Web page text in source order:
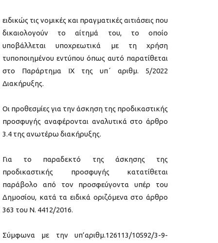
ειδικώς τις νομικές και πραγματικές αιτιάσεις που
δικαιολογούν το αίτημά του, το οποίο
υποβάλλεται υποχρεωτικά με τη χρήση
τυποποιημένου εντύπου όπως αυτό παρατίθεται
στο Παράρτημα ΙX της υπ΄ αριθμ. 5/2022
Διακήρυξης.
Οι προθεσμίες για την άσκηση της προδικαστικής
προσφυγής αναφέρονται αναλυτικά στο άρθρο
3.4 της ανωτέρω διακήρυξης.
Για το παραδεκτό της άσκησης της
προδικαστικής προσφυγής κατατίθεται
παράβολο από τον προσφεύγοντα υπέρ του
Δημοσίου, κατά τα ειδικά οριζόμενα στο άρθρο
363 του Ν. 4412/2016.
Σύμφωνα με την υπ’αριθμ.126113/10592/3-9-